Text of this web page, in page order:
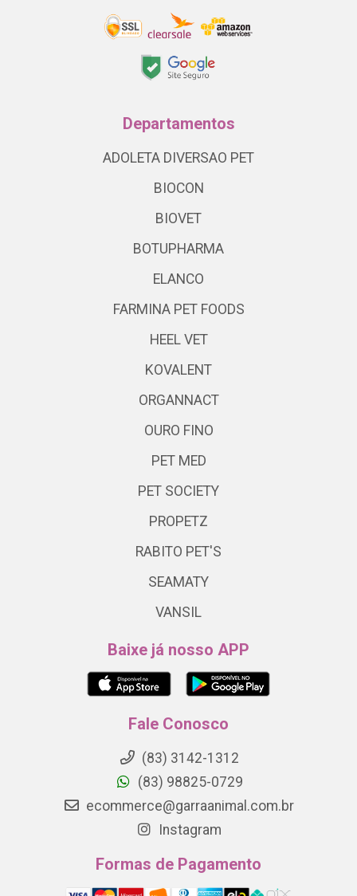
Departamentos
ADOLETA DIVERSAO PET
BIOCON
BIOVET
BOTUPHARMA
ELANCO
FARMINA PET FOODS
HEEL VET
KOVALENT
ORGANNACT
OURO FINO
PET MED
PET SOCIETY
PROPETZ
RABITO PET'S
SEAMATY
VANSIL
Baixe já nosso APP
Fale Conosco
(83) 3142-1312
(83) 98825-0729
ecommerce@garraanimal.com.br
Instagram
Formas de Pagamento